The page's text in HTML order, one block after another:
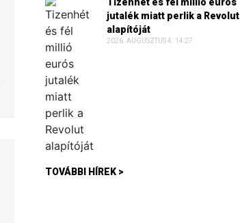
jutalék miatt perlik a Revolut
alapítóját
2026. AUGUSZTUS 4. 14:27
TOVÁBBI HÍREK >